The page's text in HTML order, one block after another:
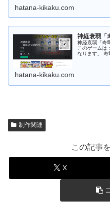
はない要素
中にサクッ
ンシア）」が
思っています
ア」からダウ
版の場合はダ
ができます。
hatana-kikaku.com
神経衰弱「
神経衰弱「寿
このゲームは カードが すべて「寿司ネタ」の神経衰弱 に
なります。 寿
ードは 「AIと記憶力勝負
hatana-kikaku.com
制作関連
この記事
X